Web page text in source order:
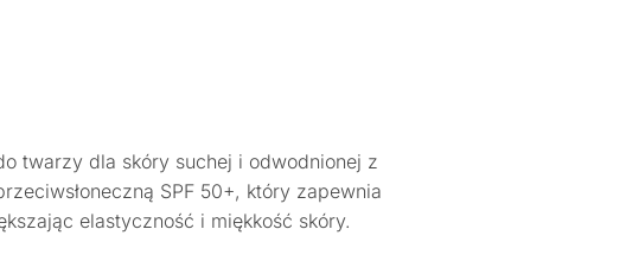
twarzy dla skóry suchej i odwodnionej z
SPF 50+, który zapewnia
elastyczność i miękkość skóry.